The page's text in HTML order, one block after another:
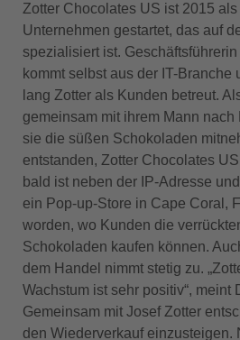
Zotter Chocolates US ist 2015
Unternehmen gestartet, das auf
spezialisiert ist.
kommt selbst aus der IT-Branche
lang Zotter als Kunden betreut.
gemeinsam mit ihrem Mann
sie die süßen Schokoladen
entstanden, Zotter Chocolates
bald ist neben der IP-Adresse
ein Pop-up-Store in Cape Coral,
worden, wo Kunden die
Schokoladen kaufen können.
dem Handel nimmt stetig zu.
Wachstum ist sehr positiv“, meint
Gemeinsam mit Josef Zotter
den Wiederverkauf einzusteigen.